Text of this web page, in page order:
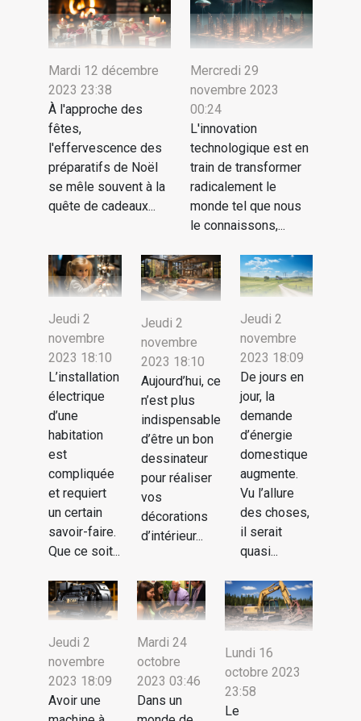
Mardi 12 décembre
2023 23:38
À l'approche des
fêtes,
l'effervescence des
préparatifs de Noël
se mêle souvent à la
quête de cadeaux...
Mercredi 29
novembre 2023
00:24
L'innovation
technologique est en
train de transformer
radicalement le
monde tel que nous
le connaissons,...
Jeudi 2
novembre
2023 18:10
L’installation
électrique
d’une
habitation
est
compliquée
et requiert
un certain
savoir-faire.
Que ce soit...
Jeudi 2
novembre
2023 18:10
Aujourd’hui, ce
n’est plus
indispensable
d’être un bon
dessinateur
pour réaliser
vos
décorations
d’intérieur...
Jeudi 2
novembre
2023 18:09
De jours en
jour, la
demande
d’énergie
domestique
augmente.
Vu l’allure
des choses,
il serait
quasi...
Jeudi 2
novembre
2023 18:09
Avoir une
Mardi 24
octobre
2023 03:46
Dans un
Lundi 16
octobre 2023
23:58
Le